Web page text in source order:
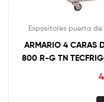
Expositores puerta
ARMARIO 4 CARAS
800 R-G TN